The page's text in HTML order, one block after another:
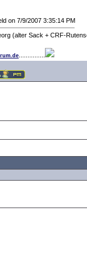
on 7/9/2007 3:35:14 PM
(alter Sack + CRF-